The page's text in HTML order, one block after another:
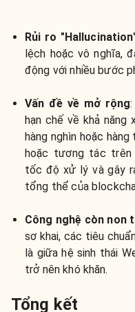
Rủi ro
lệch hoặc vô nghĩa,
động với nhiều bước
Vấn đề về mở rộng
hạn chế về khả
hàng nghìn hoặc
hoặc tương tác trên
tốc độ xử lý và gây
tổng thể của
Công nghệ còn non
sơ khai, các tiêu
là giữa hệ sinh thái
trở nên khó khăn.
Tổng kết